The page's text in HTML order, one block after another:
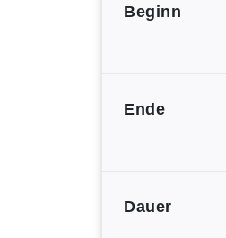
Beginn
Ende
Dauer